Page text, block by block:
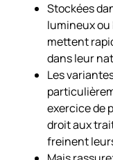
Stockées
lumineux
mettent
dans leur
Les
exercice de
droit aux
freinent